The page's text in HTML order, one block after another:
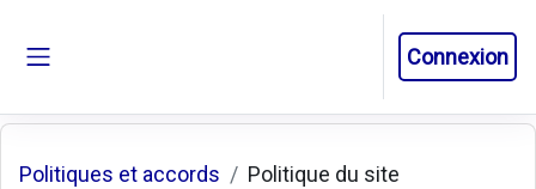
Connexion
Politiques et accords Politique du site